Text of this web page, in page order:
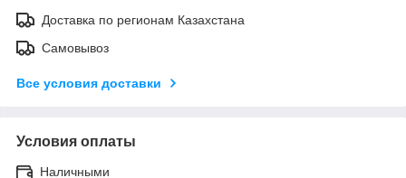
Доставка по регионам Казахстана
Самовывоз
Все условия доставки
Условия оплаты
Наличными